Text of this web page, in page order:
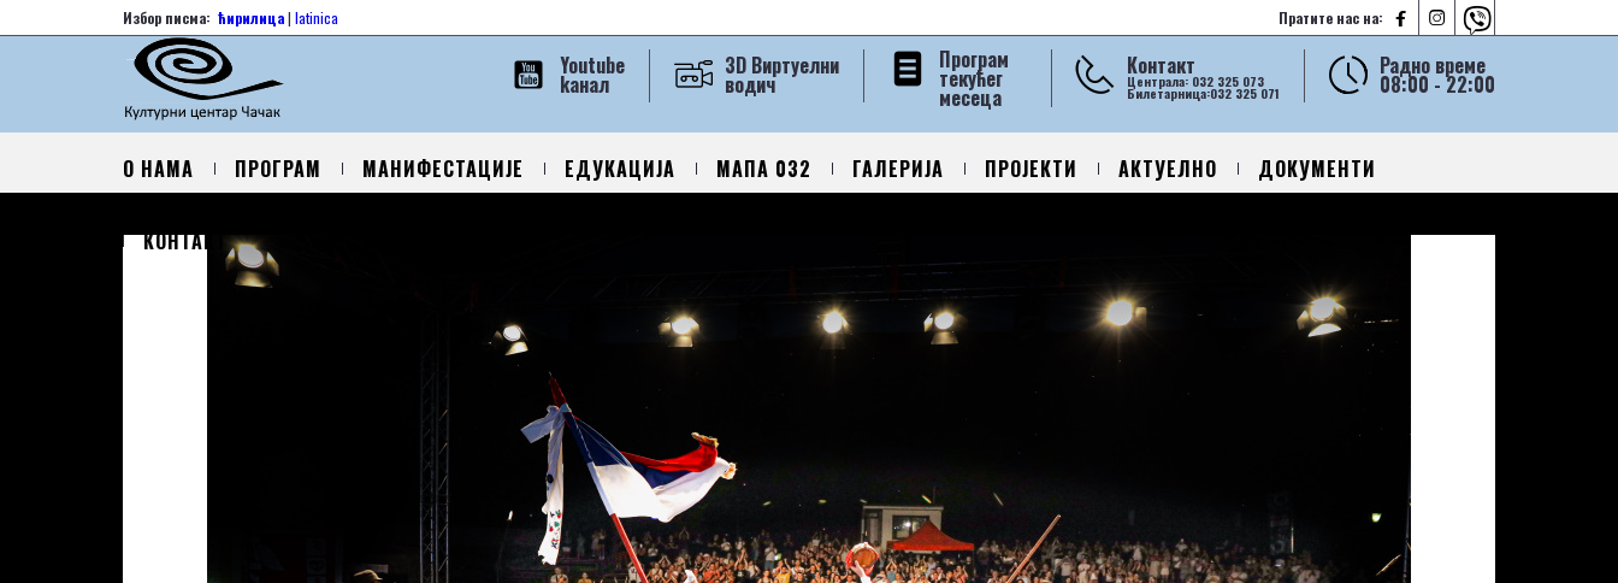
Пратите нас на:   
Избор писма: ћирилица| latinica
Радно време
08:00 - 22:00
Контакт
Централа: 032 325 073
Билетарница:032 325 071
Програм
текућег
месеца
3D Виртуелни
водич
Youtube
kанал
О НАМА ПРОГРАМ МАНИФЕСТАЦИЈЕ ЕДУКАЦИЈА МАПА 032 ГАЛЕРИЈА ПРОЈЕКТИ АКТУЕЛНО ДОКУМЕНТИ
КОНТАКТ